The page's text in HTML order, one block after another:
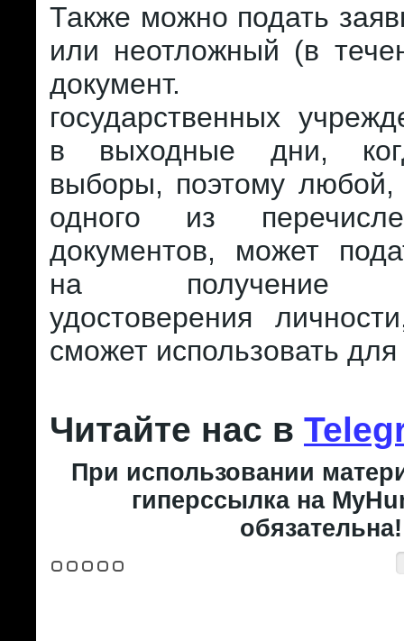
Также можно подать
или неотложный (в
документ.
государственных
в выходные дни,
выборы, поэтому любой,
одного из
документов, может
на получение
удостоверения
сможет использовать
Читайте нас в
При использовании
гиперссылка на
обязательна!